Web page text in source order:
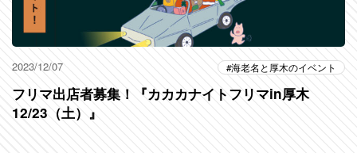
2023/12/07 海老名と厚木のイベント
フリマ出店者募集！『カカカナイトフリマin厚木
12/23（土）』